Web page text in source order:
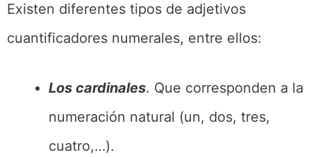
Existen diferentes tipos de adjetivos
cuantificadores numerales, entre ellos:
Los cardinales. Que corresponden a la
numeración natural (un, dos, tres,
cuatro,…).